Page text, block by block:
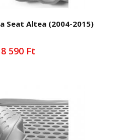
Seat Altea (2004-2015)
8 590 Ft